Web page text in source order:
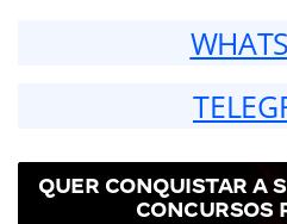
QUER CONQUISTAR A
CONCURSOS